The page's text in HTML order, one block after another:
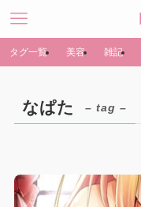
タグ一覧 美容 雑記
なぱた – tag –